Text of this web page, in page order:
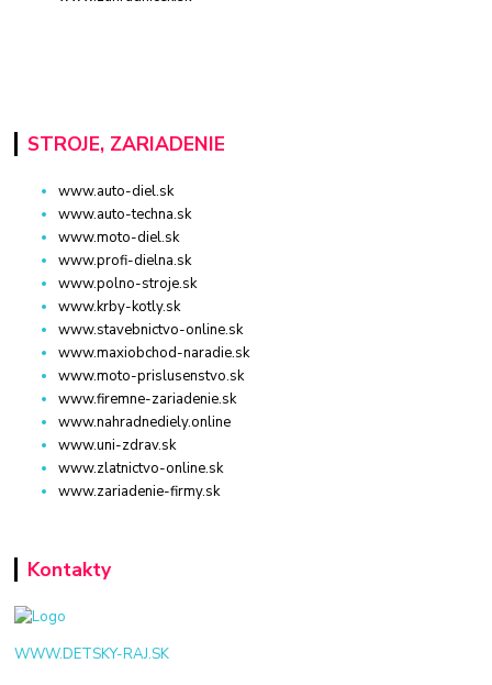
STROJE, ZARIADENIE
www.auto-diel.sk
www.auto-techna.sk
www.moto-diel.sk
www.profi-dielna.sk
www.polno-stroje.sk
www.krby-kotly.sk
www.stavebnictvo-online.sk
www.maxiobchod-naradie.sk
www.moto-prislusenstvo.sk
www.firemne-zariadenie.sk
www.nahradnediely.online
www.uni-zdrav.sk
www.zlatnictvo-online.sk
www.zariadenie-firmy.sk
Kontakty
WWW.DETSKY-RAJ.SK